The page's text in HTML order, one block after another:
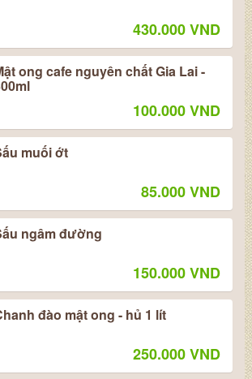
430.000 VND
ong cafe nguyên chất Gia Lai -
100.000 VND
muối ớt
85.000 VND
ngâm đường
150.000 VND
đào mật ong - hủ 1 lít
250.000 VND